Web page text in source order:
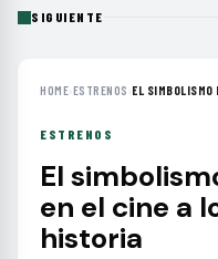
SIGUIENTE
HOME›ESTRENOS ›EL SIMBOLISMO
ESTRENOS
El
en el cine a
historia